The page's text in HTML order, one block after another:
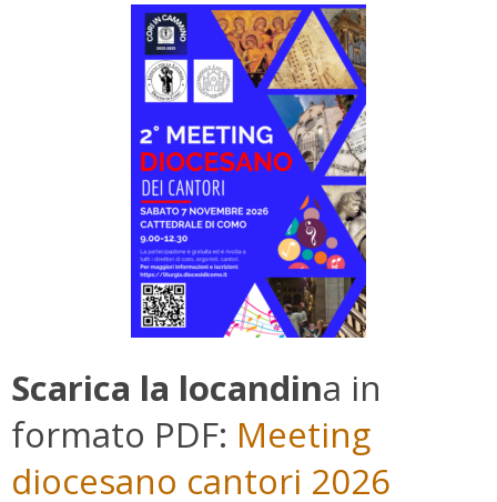
Scarica la locandina in
formato PDF: Meeting
diocesano cantori 2026